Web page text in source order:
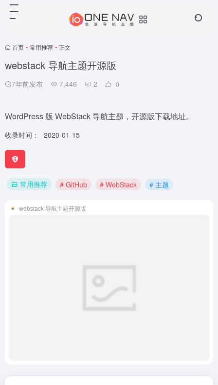
首页 • 常用推荐 • 正文
webstack 导航主题开源版
7年前发布 7,446 2 0
WordPress 版 WebStack 导航主题，开源版下载地址。
收录时间： 2020-01-15
常用推荐 # GitHub # WebStack # 主题
webstack 导航主题开源版